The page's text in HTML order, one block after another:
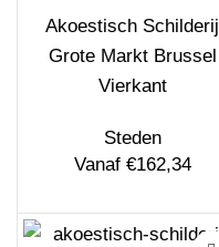
Akoestisch Schilderij
Grote Markt Brussel
Vierkant
Steden
Vanaf €162,34